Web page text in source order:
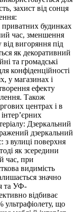
захист від сонця
приватних будинках
час, зменшення
від вигоряння під
як декоративний
та громадські
конфіденційності
у магазинах і
ефекту
Також
центрах і в
Дзеркальний
дзеркальний
з вулиці поверхня
як зсередини
час, при
видимість
значно
та УФ-
відбиває
ультрафіолету, що